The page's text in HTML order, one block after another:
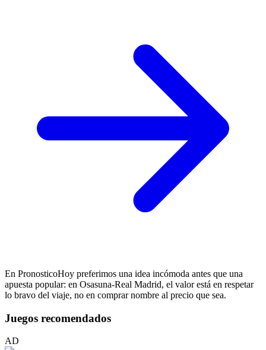
En PronosticoHoy preferimos una idea incómoda antes que una
apuesta popular: en Osasuna-Real Madrid, el valor está en respetar
lo bravo del viaje, no en comprar nombre al precio que sea.
Juegos recomendados
AD